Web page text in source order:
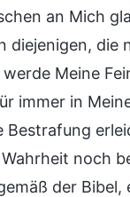
an Mich
diejenigen, die
Meine
immer in
noch
der